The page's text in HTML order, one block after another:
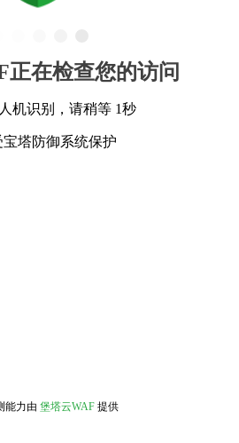
正在检查您的访问
机识别，请稍等 1秒
宝塔防御系统保护
能力由 堡塔云WAF 提供